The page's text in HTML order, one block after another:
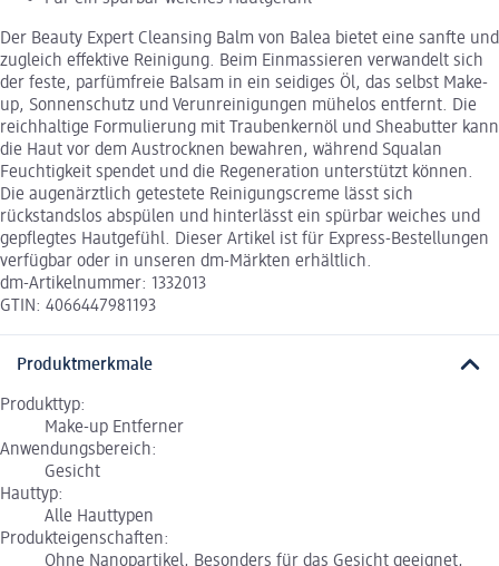
Der Beauty Expert Cleansing Balm von Balea bietet eine sanfte und
zugleich effektive Reinigung. Beim Einmassieren verwandelt sich
der feste, parfümfreie Balsam in ein seidiges Öl, das selbst Make-
up, Sonnenschutz und Verunreinigungen mühelos entfernt. Die
reichhaltige Formulierung mit Traubenkernöl und Sheabutter kann
die Haut vor dem Austrocknen bewahren, während Squalan
Feuchtigkeit spendet und die Regeneration unterstützt können.
Die augenärztlich getestete Reinigungscreme lässt sich
rückstandslos abspülen und hinterlässt ein spürbar weiches und
gepflegtes Hautgefühl. Dieser Artikel ist für Express-Bestellungen
verfügbar oder in unseren dm-Märkten erhältlich.
dm-Artikelnummer: 1332013
GTIN: 4066447981193
Produktmerkmale
Produkttyp:
Make-up Entferner
Anwendungsbereich:
Gesicht
Hauttyp:
Alle Hauttypen
Produkteigenschaften:
Ohne Nanopartikel, Besonders für das Gesicht geeignet,